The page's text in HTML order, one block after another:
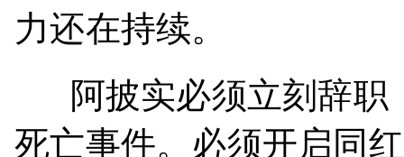
力还在持续。
阿披实必须立刻辞
死亡事件。必须开启同